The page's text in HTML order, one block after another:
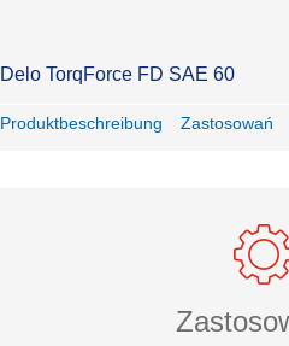
Delo TorqForce FD SAE 60
Produktbeschreibung Zastosowań